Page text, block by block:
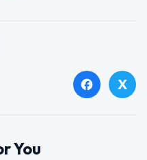
facebook X
You